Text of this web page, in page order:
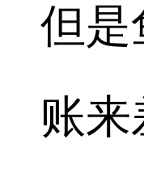
但是
账来